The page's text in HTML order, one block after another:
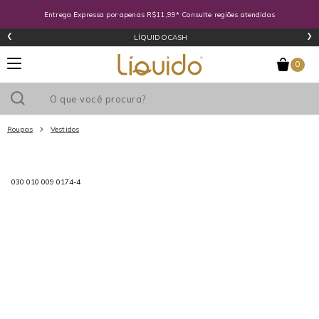
Entrega Expressa por apenas R$11,99* Consulte regiões atendidas
LÍQUIDOCASH
‹ ›
0
Roupas Vestidos
030 010 009 0174-4